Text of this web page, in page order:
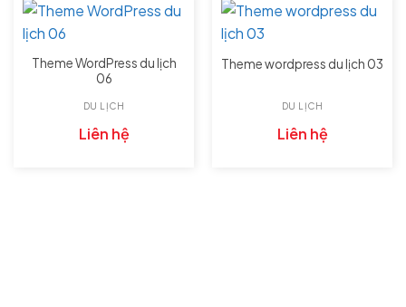
DU LỊCH
Theme WordPress du lịch
06
Liên hệ
DU LỊCH
Theme wordpress du lịch 03
Liên hệ